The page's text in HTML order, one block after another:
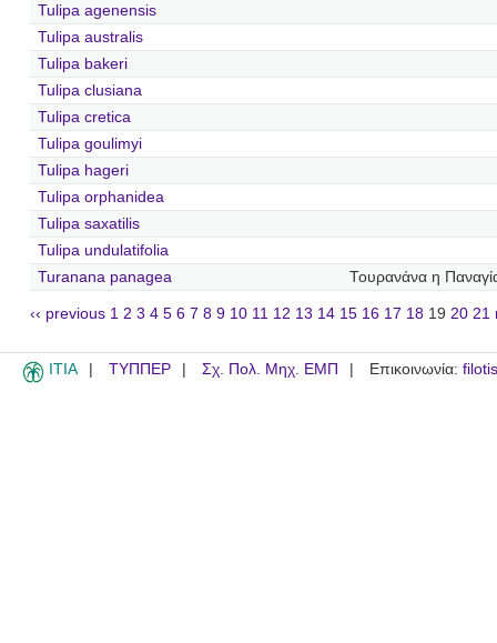
Tulipa agenensis
Tulipa australis
Tulipa bakeri
Tulipa clusiana
Tulipa cretica
Tulipa goulimyi
Tulipa hageri
Tulipa orphanidea
Tulipa saxatilis
Tulipa undulatifolia
Turanana panagea
Τουρανάνα η
‹‹ previous 1 2 3 4 5 6 7 8 9 10 11 12 13 14 15 16 17 18 19 20 21
ITIA ΤΥΠΠΕΡ Σχ. Πολ. Μηχ. ΕΜΠ Επικοινωνία: